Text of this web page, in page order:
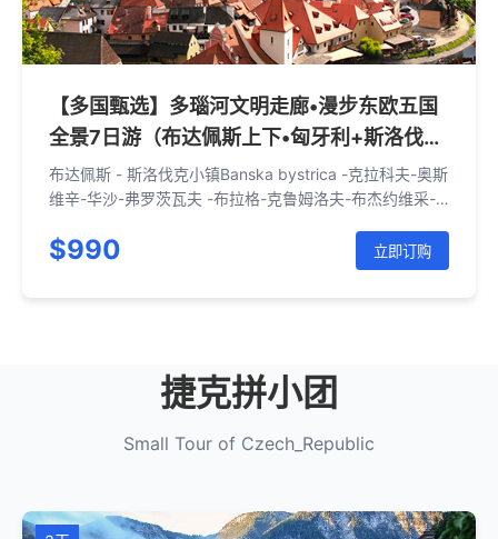
【多国甄选】多瑙河文明走廊•漫步东欧五国
全景7日游（布达佩斯上下•匈牙利+斯洛伐克
+波兰+捷克+奥地利）
布达佩斯 - 斯洛伐克小镇Banska bystrica -克拉科夫-奥斯
维辛-华沙-弗罗茨瓦夫 -布拉格-克鲁姆洛夫-布杰约维采-
$990 立即订购
捷克拼小团
Small Tour of Czech_Republic